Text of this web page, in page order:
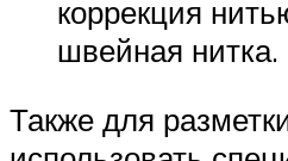
коррекция
швейная нитка.
Также для